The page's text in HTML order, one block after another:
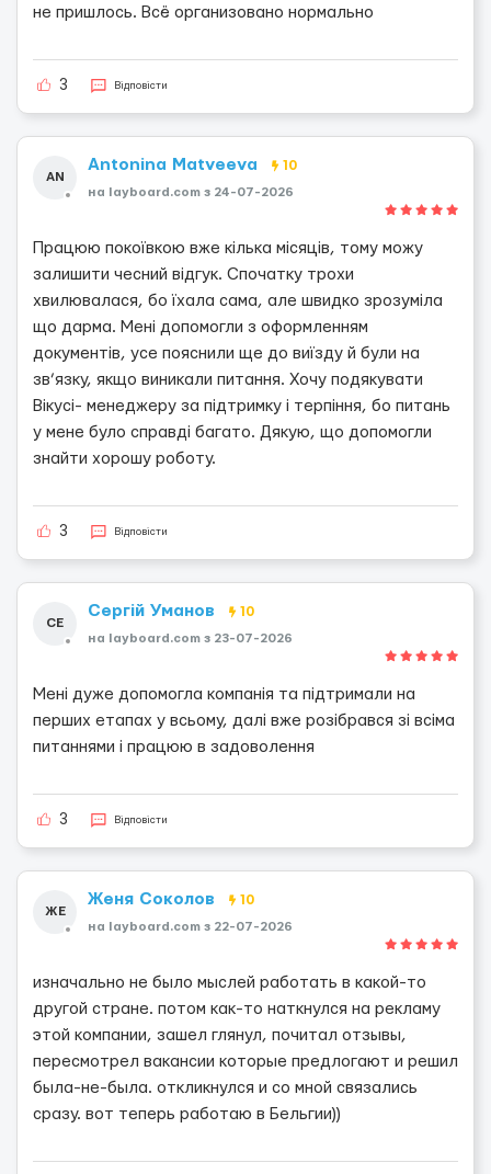
не пришлось. Всё организовано нормально
3 Відповісти
AN
Antonina Matveeva 10
на layboard.com з 24-07-2026
Працюю покоївкою вже кілька місяців, тому можу
залишити чесний відгук. Спочатку трохи
хвилювалася, бо їхала сама, але швидко зрозуміла
що дарма. Мені допомогли з оформленням
документів, усе пояснили ще до виїзду й були на
зв’язку, якщо виникали питання. Хочу подякувати
Вікусі- менеджеру за підтримку і терпіння, бо питань
у мене було справді багато. Дякую, що допомогли
знайти хорошу роботу.
3 Відповісти
СЕ
Сергій Уманов 10
на layboard.com з 23-07-2026
Мені дуже допомогла компанія та підтримали на
перших етапах у всьому, далі вже розібрався зі всіма
питаннями і працюю в задоволення
3 Відповісти
ЖЕ
Женя Соколов 10
на layboard.com з 22-07-2026
изначально не было мыслей работать в какой-то
другой стране. потом как-то наткнулся на рекламу
этой компании, зашел глянул, почитал отзывы,
пересмотрел вакансии которые предлогают и решил
была-не-была. откликнулся и со мной связались
сразу. вот теперь работаю в Бельгии))